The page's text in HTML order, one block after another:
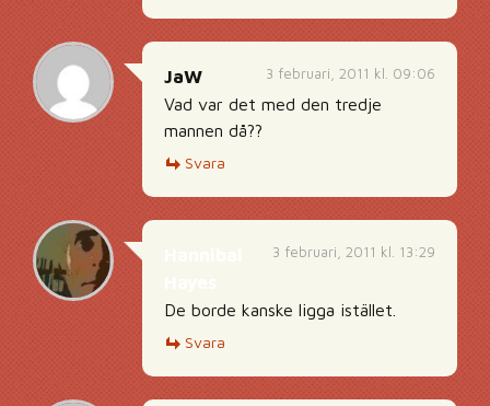
3 februari, 2011 kl. 09:06
JaW
Vad var det med den tredje
mannen då??
Svara
3 februari, 2011 kl. 13:29
De borde kanske ligga istället.
Svara